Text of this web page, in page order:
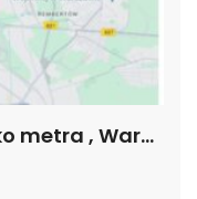
Działka inwestycyjna blisko metra , Warszawa